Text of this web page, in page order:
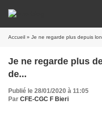
Accueil » Je ne regarde plus depuis
Je ne regarde plus
de...
Publié le 28/01/2020 à 11:05
Par CFE-CGC F Bieri